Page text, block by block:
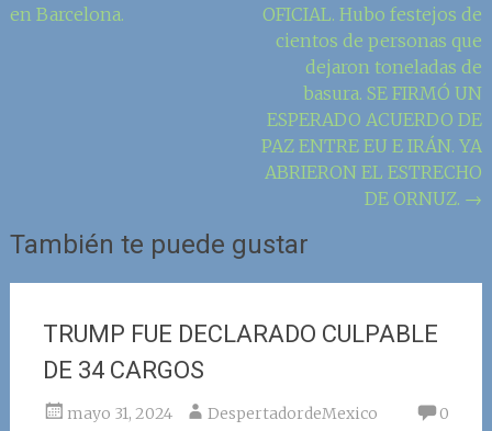
entrada
en Barcelona.
OFICIAL. Hubo festejos de
cientos de personas que
dejaron toneladas de
basura. SE FIRMÓ UN
ESPERADO ACUERDO DE
PAZ ENTRE EU E IRÁN. YA
ABRIERON EL ESTRECHO
DE ORNUZ. →
También te puede gustar
TRUMP FUE DECLARADO CULPABLE
DE 34 CARGOS
mayo 31, 2024 DespertadordeMexico
0